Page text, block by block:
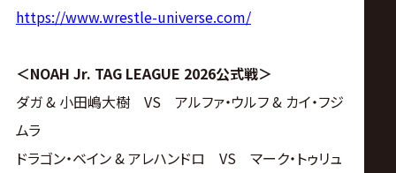
https://www.wrestle-universe.com/
＜NOAH Jr. TAG LEAGUE 2026公式戦＞
ダガ & 小田嶋大樹 VS アルファ・ウルフ & カイ・フジ
ムラ
ドラゴン・ベイン & アレハンドロ VS マーク・トゥリュ